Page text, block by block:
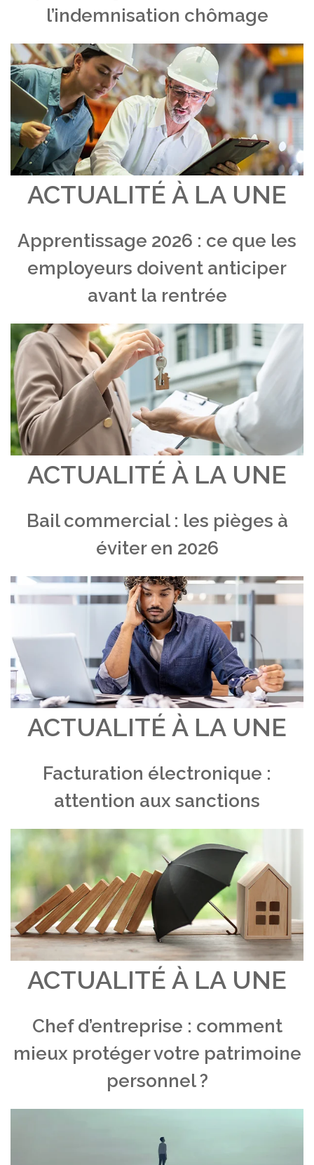
l’indemnisation chômage
ACTUALITÉ À LA UNE
Apprentissage 2026 : ce que les
employeurs doivent anticiper
avant la rentrée
ACTUALITÉ À LA UNE
Bail commercial : les pièges à
éviter en 2026
ACTUALITÉ À LA UNE
Facturation électronique :
attention aux sanctions
ACTUALITÉ À LA UNE
Chef d’entreprise : comment
mieux protéger votre patrimoine
personnel ?